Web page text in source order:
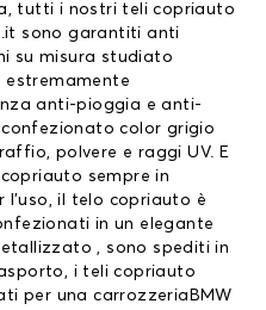
tutti i nostri teli copriauto
sono garantiti anti
su misura studiato
estremamente
anti-pioggia e anti-
color grigio
polvere e raggi UV. E
sempre in
il telo copriauto è
in un elegante
, sono spediti in
i teli copriauto
per una carrozzeriaBMW